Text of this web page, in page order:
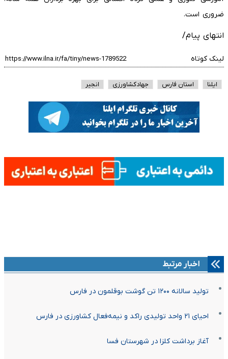
ضروری است.
انتهای پیام/
لینک کوتاه
ایلنا استان فارس جهادکشاورزی‌ انجیر
اخبار مرتبط
تولید سالانه ۱۲۰۰ تن گوشت بوقلمون در فارس
احیای ۲۱ واحد تولیدی راکد و نیمه‌فعال کشاورزی در فارس
آغاز برداشت کلزا در شهرستان فسا